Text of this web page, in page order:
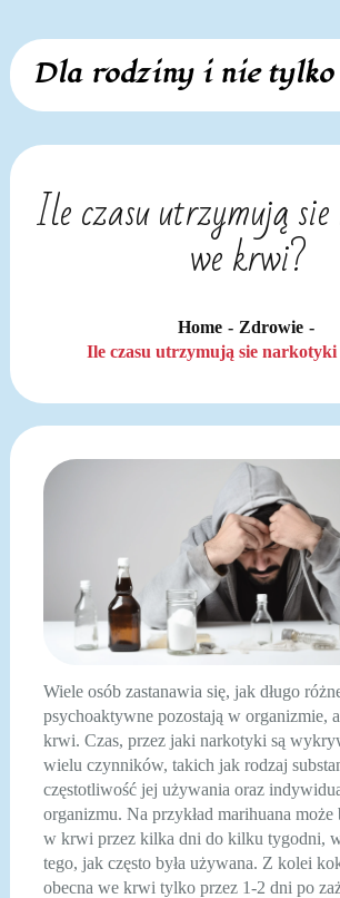
Skip
content
Dla rodziny i nie tylko
Ile czasu utrzymują
we krwi?
Home
Zdrowie
Ile czasu utrzymują sie
Wiele osób zastanawia się, jak długo
psychoaktywne pozostają w organizmie,
krwi. Czas, przez jaki narkotyki są
wielu czynników, takich jak rodzaj
częstotliwość jej używania oraz
organizmu. Na przykład marihuana
w krwi przez kilka dni do kilku tygodni,
tego, jak często była używana. Z kolei
obecna we krwi tylko przez 1-2 dni po